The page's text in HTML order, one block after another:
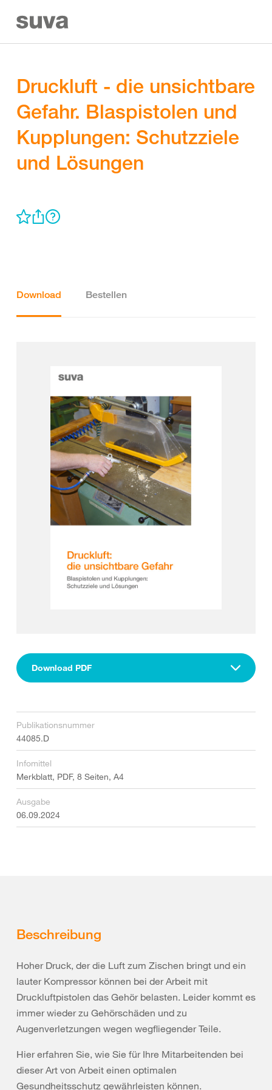
Druckluft - die unsichtbare
Gefahr. Blaspistolen und
Kupplungen: Schutzziele
und Lösungen
Download Bestellen
Download PDF
Publikationsnummer
44085.D
Infomittel
Merkblatt, PDF, 8 Seiten, A4
Ausgabe
06.09.2024
Beschreibung
Hoher Druck, der die Luft zum Zischen bringt und ein
lauter Kompressor können bei der Arbeit mit
Druckluftpistolen das Gehör belasten. Leider kommt es
immer wieder zu Gehörschäden und zu
Augenverletzungen wegen wegfliegender Teile.
Hier erfahren Sie, wie Sie für Ihre Mitarbeitenden bei
dieser Art von Arbeit einen optimalen
Gesundheitsschutz gewährleisten können.